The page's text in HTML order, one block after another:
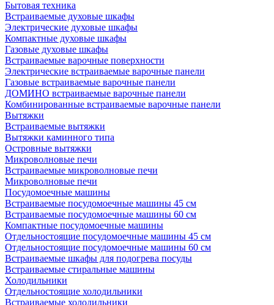
Бытовая техника
Встраиваемые духовые шкафы
Электрические духовые шкафы
Компактные духовые шкафы
Газовые духовые шкафы
Встраиваемые варочные поверхности
Электрические встраиваемые варочные панели
Газовые встраиваемые варочные панели
ДОМИНО встраиваемые варочные панели
Комбинированные встраиваемые варочные панели
Вытяжки
Встраиваемые вытяжки
Вытяжки каминного типа
Островные вытяжки
Микроволновые печи
Встраиваемые микроволновые печи
Микроволновые печи
Посудомоечные машины
Встраиваемые посудомоечные машины 45 см
Встраиваемые посудомоечные машины 60 см
Компактные посудомоечные машины
Отдельностоящие посудомоечные машины 45 см
Отдельностоящие посудомоечные машины 60 см
Встраиваемые шкафы для подогрева посуды
Встраиваемые стиральные машины
Холодильники
Отдельностоящие холодильники
Встраиваемые холодильники